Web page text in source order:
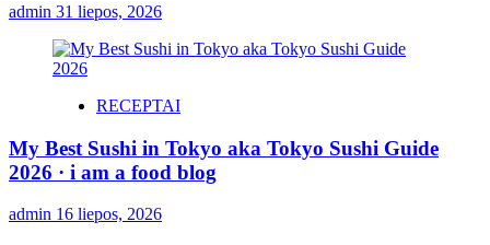
admin 31 liepos, 2026
RECEPTAI
My Best Sushi in Tokyo aka Tokyo Sushi Guide
2026 · i am a food blog
admin 16 liepos, 2026